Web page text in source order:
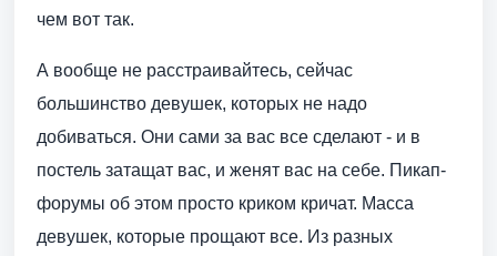
чем вот так.
А вообще не расстраивайтесь, сейчас
большинство девушек, которых не надо
добиваться. Они сами за вас все сделают - и в
постель затащат вас, и женят вас на себе. Пикап-
форумы об этом просто криком кричат. Масса
девушек, которые прощают все. Из разных